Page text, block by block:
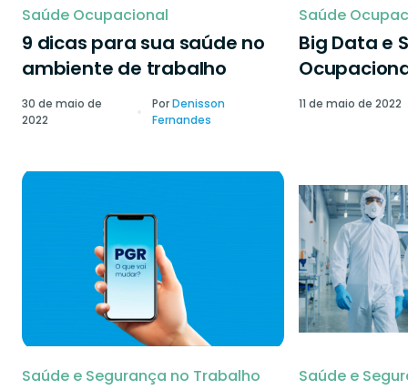
Saúde Ocupacional
9 dicas para sua saúde no
ambiente de trabalho
30 de maio de
2022
PorDenisson
Fernandes
Saúde
Big Data e
11 de maio de 2022
Saúde e Segurança no Trabalho Saúde e